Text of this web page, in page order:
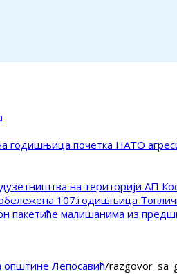
годишњица почетка НАТО
на територији АП
107.годишњица
пакетиће малишанима из
општине Лепосавић/